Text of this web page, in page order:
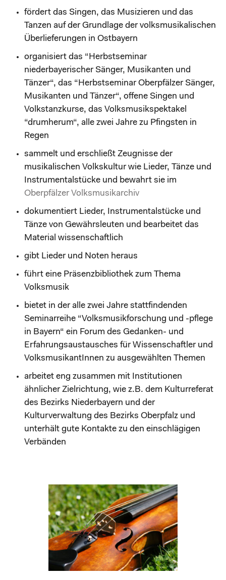
fördert das Singen, das Musizieren und das
Tanzen auf der Grundlage der volksmusikalischen
Überlieferungen in Ostbayern
organisiert das “Herbstseminar
niederbayerischer Sänger, Musikanten und
Tänzer“, das “Herbstseminar Oberpfälzer Sänger,
Musikanten und Tänzer“, offene Singen und
Volkstanzkurse, das Volksmusikspektakel
“drumherum“, alle zwei Jahre zu Pfingsten in
Regen
sammelt und erschließt Zeugnisse der
musikalischen Volkskultur wie Lieder, Tänze und
Instrumentalstücke und bewahrt sie im
Oberpfälzer Volksmusikarchiv
dokumentiert Lieder, Instrumentalstücke und
Tänze von Gewährsleuten und bearbeitet das
Material wissenschaftlich
gibt Lieder und Noten heraus
führt eine Präsenzbibliothek zum Thema
Volksmusik
bietet in der alle zwei Jahre stattfindenden
Seminarreihe “Volksmusikforschung und -pflege
in Bayern“ ein Forum des Gedanken- und
Erfahrungsaustausches für Wissenschaftler und
VolksmusikantInnen zu ausgewählten Themen
arbeitet eng zusammen mit Institutionen
ähnlicher Zielrichtung, wie z.B. dem Kulturreferat
des Bezirks Niederbayern und der
Kulturverwaltung des Bezirks Oberpfalz und
unterhält gute Kontakte zu den einschlägigen
Verbänden